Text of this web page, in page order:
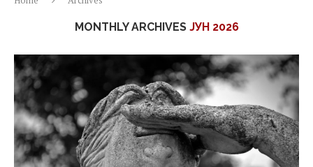
MONTHLY ARCHIVES ЈУН 2026